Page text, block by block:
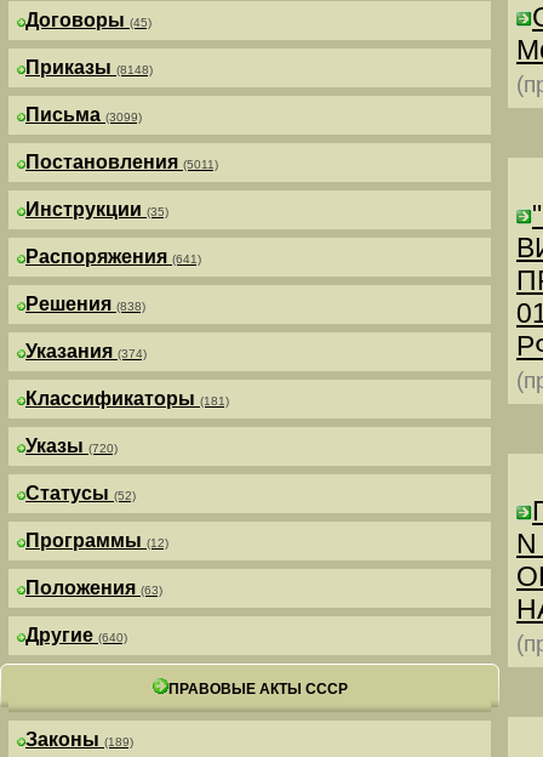
Договоры (45)
Приказы (8148)
Письма (3099)
Постановления (5011)
Инструкции (35)
Распоряжения (641)
Решения (838)
Указания (374)
Классификаторы (181)
Указы (720)
Статусы (52)
Программы (12)
Положения (63)
Другие (640)
ПРАВОВЫЕ АКТЫ СССР
Законы (189)